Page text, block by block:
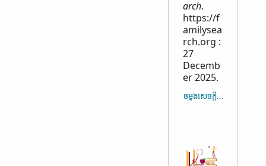
arch.
https://f
amilysea
rch.org :
27
Decemb
er 2025.
ចម្លង​សេចក្ដី​ដកស្រង់